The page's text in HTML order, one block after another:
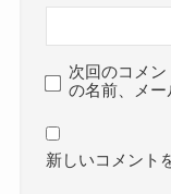
次回のコメ
の名前、メー
新しいコメント